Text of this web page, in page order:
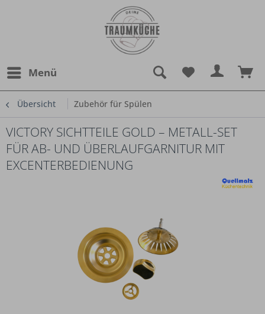
Menü
Übersicht Zubehör für Spülen
VICTORY SICHTTEILE GOLD – METALL-SET
FÜR AB- UND ÜBERLAUFGARNITUR MIT
EXCENTERBEDIENUNG